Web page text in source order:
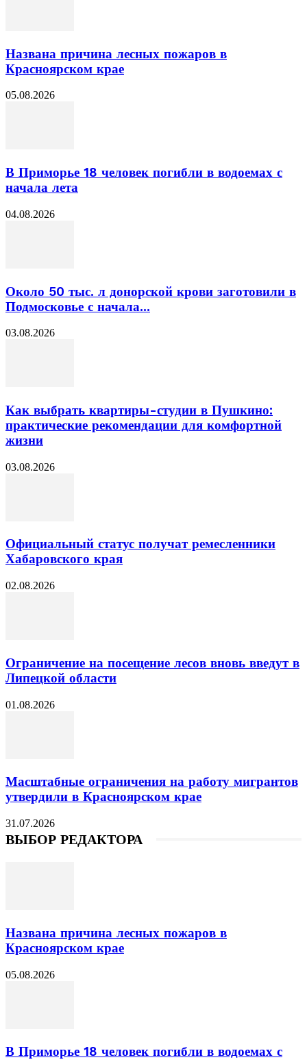
Названа причина лесных пожаров в
Красноярском крае
05.08.2026
В Приморье 18 человек погибли в водоемах с
начала лета
04.08.2026
Около 50 тыс. л донорской крови заготовили в
Подмосковье с начала...
03.08.2026
Как выбрать квартиры-студии в Пушкино:
практические рекомендации для комфортной
жизни
03.08.2026
Официальный статус получат ремесленники
Хабаровского края
02.08.2026
Ограничение на посещение лесов вновь введут в
Липецкой области
01.08.2026
Масштабные ограничения на работу мигрантов
утвердили в Красноярском крае
31.07.2026
ВЫБОР РЕДАКТОРА
Названа причина лесных пожаров в
Красноярском крае
05.08.2026
В Приморье 18 человек погибли в водоемах с